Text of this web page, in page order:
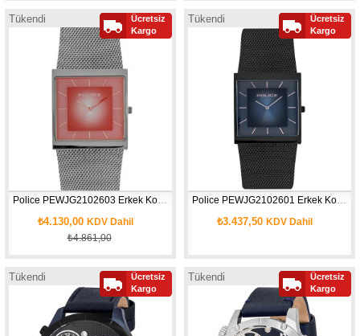
Tükendi
Police PEWJG2102603 Erkek Kol Saati
₺4.130,00 KDV Dahil
₺4.861,00
Ücretsiz
Kargo
Tükendi
Police PEWJG2102601 Erkek Kol Saati
₺3.437,50 KDV Dahil
Ücretsiz
Kargo
Tükendi
Ücretsiz
Kargo
Tükendi
Ücretsiz
Kargo